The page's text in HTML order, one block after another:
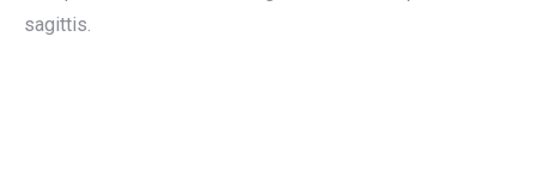
sagittis.